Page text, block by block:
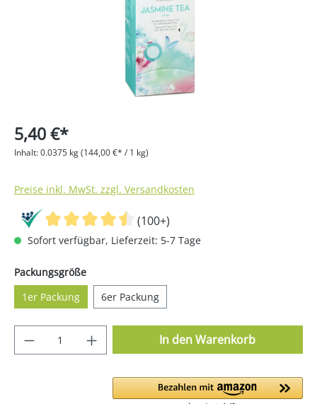
5,40 €*
Inhalt:0.0375 kg(144,00 €* / 1 kg)
Preise inkl. MwSt. zzgl. Versandkosten
(100+)
Sofort verfügbar, Lieferzeit: 5-7 Tage
Packungsgrößeauswählen
1er Packung
6er Packung
Produkt Anzahl: Gib den gewünschten
In den Warenkorb